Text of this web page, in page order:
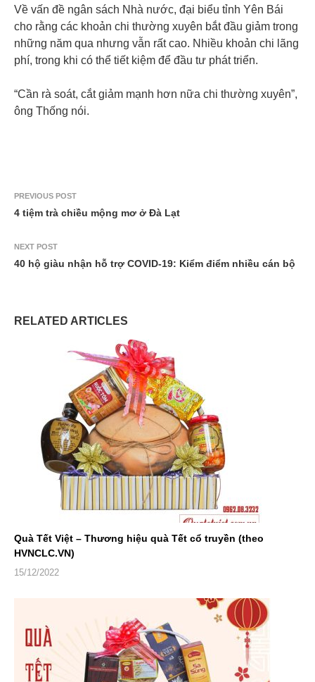
Về vấn đề ngân sách Nhà nước, đại biểu tỉnh Yên Bái
cho rằng các khoản chi thường xuyên bắt đầu giảm trong
những năm qua nhưng vẫn rất cao. Nhiều khoản chi lãng
phí, trong khi có thể tiết kiệm để đầu tư phát triển.
“Cần rà soát, cắt giảm mạnh hơn nữa chi thường xuyên”,
ông Thống nói.
PREVIOUS POST
4 tiệm trà chiều mộng mơ ở Đà Lạt
NEXT POST
40 hộ giàu nhận hỗ trợ COVID-19: Kiểm điểm nhiều cán bộ
RELATED ARTICLES
Quà Tết Việt – Thương hiệu quà Tết cổ truyền (theo
HVNCLC.VN)
15/12/2022